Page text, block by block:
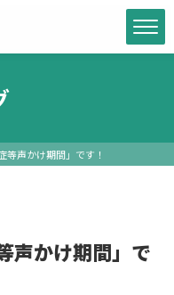
等声かけ期間」です！
声かけ期間」で